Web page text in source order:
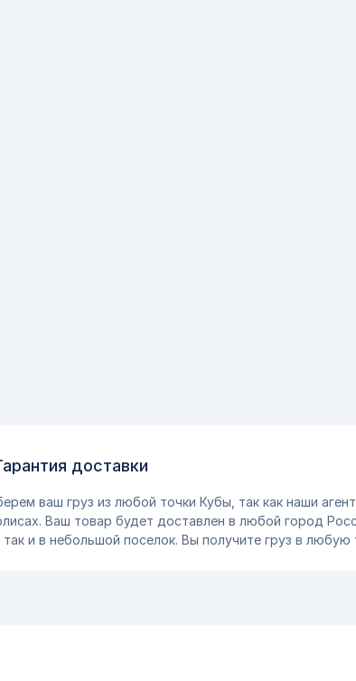
доставки
ваш груз из любой точки Кубы, так как наши
Ваш товар будет доставлен в любой город
так и в небольшой поселок. Вы получите груз в любую